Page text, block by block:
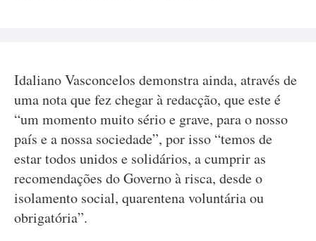
Idaliano Vasconcelos demonstra ainda, através de
uma nota que fez chegar à redacção, que este é
“um momento muito sério e grave, para o nosso
país e a nossa sociedade”, por isso “temos de
estar todos unidos e solidários, a cumprir as
recomendações do Governo à risca, desde o
isolamento social, quarentena voluntária ou
obrigatória”.